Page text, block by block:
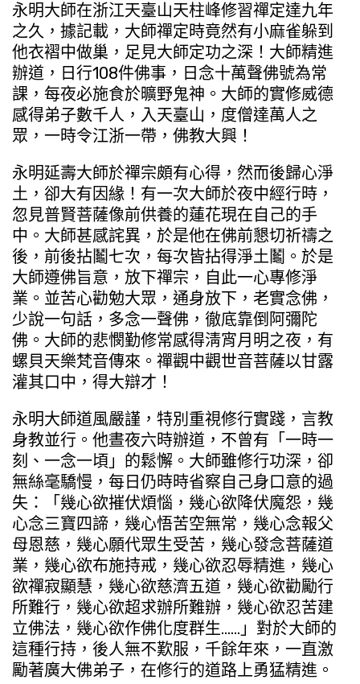
永明大師在浙江天臺山天柱峰修習禪定達九年
之久，據記載，大師禪定時竟然有小麻雀躲到
他衣褶中做巢，足見大師定功之深！大師精進
辦道，日行108件佛事，日念十萬聲佛號為常
課，每夜必施食於曠野鬼神。大師的實修威德
感得弟子數千人，入天臺山，度僧達萬人之
眾，一時令江浙一帶，佛教大興！
永明延壽大師於禪宗頗有心得，然而後歸心淨
土，卻大有因緣！有一次大師於夜中經行時，
忽見普賢菩薩像前供養的蓮花現在自己的手
中。大師甚感詫異，於是他在佛前懇切祈禱之
後，前後拈鬮七次，每次皆拈得淨土鬮。於是
大師遵佛旨意，放下禪宗，自此一心專修淨
業。並苦心勸勉大眾，通身放下，老實念佛，
少說一句話，多念一聲佛，徹底靠倒阿彌陀
佛。大師的悲憫勤修常感得淸宵月明之夜，有
螺貝天樂梵音傳來。禪觀中觀世音菩薩以甘露
灌其口中，得大辯才！
永明大師道風嚴謹，特別重視修行實踐，言教
身教並行。他晝夜六時辦道，不曾有「一時一
刻、一念一頃」的鬆懈。大師雖修行功深，卻
無絲毫驕慢，每日仍時時省察自己身口意的過
失：「幾心欲摧伏煩惱，幾心欲降伏魔怨，幾
心念三寶四諦，幾心悟苦空無常，幾心念報父
母恩慈，幾心願代眾生受苦，幾心發念菩薩道
業，幾心欲布施持戒，幾心欲忍辱精進，幾心
欲禪寂顯慧，幾心欲慈濟五道，幾心欲勸勵行
所難行，幾心欲超求辦所難辦，幾心欲忍苦建
立佛法，幾心欲作佛化度群生……」對於大師的
這種行持，後人無不歎服，千餘年來，一直激
勵著廣大佛弟子，在修行的道路上勇猛精進。